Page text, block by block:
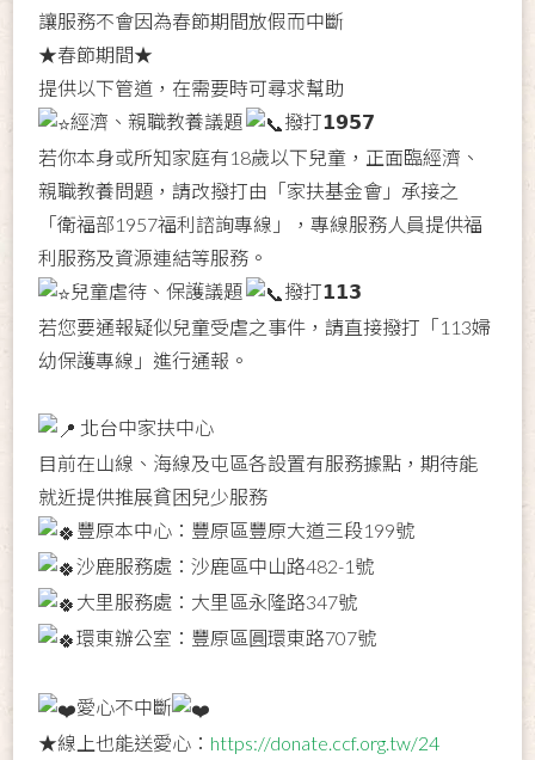
讓服務不會因為春節期間放假而中斷
★春節期間★
提供以下管道，在需要時可尋求幫助
經濟、親職教養議題
撥打𝟭𝟵𝟱𝟳
若你本身或所知家庭有18歲以下兒童，正面臨經濟、
親職教養問題，請改撥打由「家扶基金會」承接之
「衛福部1957福利諮詢專線」，專線服務人員提供福
利服務及資源連結等服務。
兒童虐待、保護議題
撥打𝟭𝟭𝟯
若您要通報疑似兒童受虐之事件，請直接撥打「113婦
幼保護專線」進行通報。
北台中家扶中心
目前在山線、海線及屯區各設置有服務據點，期待能
就近提供推展貧困兒少服務
豐原本中心：豐原區豐原大道三段199號
沙鹿服務處：沙鹿區中山路482-1號
大里服務處：大里區永隆路347號
環東辦公室：豐原區圓環東路707號
愛心不中斷
★線上也能送愛心： https://donate.ccf.org.tw/24